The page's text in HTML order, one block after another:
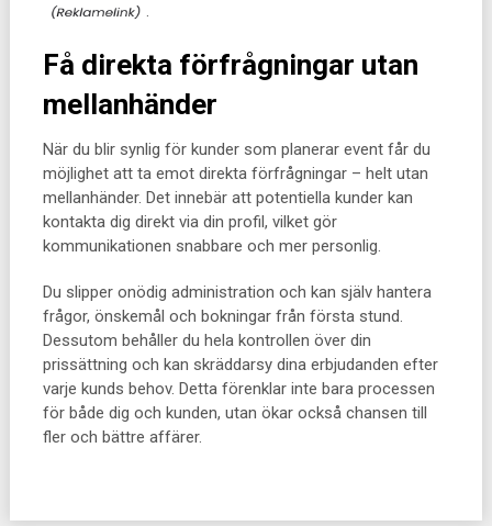
.
Få direkta förfrågningar utan
mellanhänder
När du blir synlig för kunder som planerar event får du
möjlighet att ta emot direkta förfrågningar – helt utan
mellanhänder. Det innebär att potentiella kunder kan
kontakta dig direkt via din profil, vilket gör
kommunikationen snabbare och mer personlig.
Du slipper onödig administration och kan själv hantera
frågor, önskemål och bokningar från första stund.
Dessutom behåller du hela kontrollen över din
prissättning och kan skräddarsy dina erbjudanden efter
varje kunds behov. Detta förenklar inte bara processen
för både dig och kunden, utan ökar också chansen till
fler och bättre affärer.